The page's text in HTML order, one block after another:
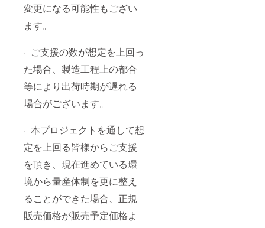
変更になる可能性もござい
ます。
· ご支援の数が想定を上回っ
た場合、製造工程上の都合
等により出荷時期が遅れる
場合がございます。
· 本プロジェクトを通して想
定を上回る皆様からご支援
を頂き、現在進めている環
境から量産体制を更に整え
ることができた場合、正規
販売価格が販売予定価格よ